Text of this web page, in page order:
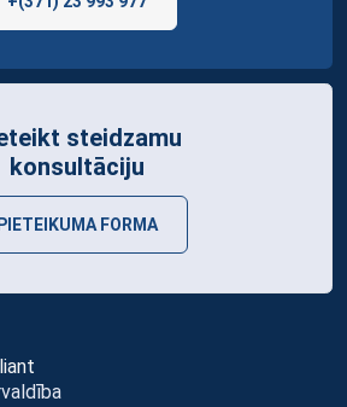
steidzamu
konsultāciju
PIETEIKUMA FORMA